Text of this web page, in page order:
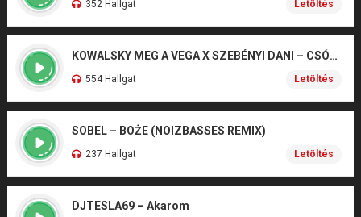
352 Hallgat Letöltés
KOWALSKY MEG A VEGA X SZEBÉNYI DANI – CSÓNAK
554 Hallgat Letöltés
SOBEL – BOŻE (NOIZBASSES REMIX)
237 Hallgat Letöltés
DJTESLA69 – Akarom